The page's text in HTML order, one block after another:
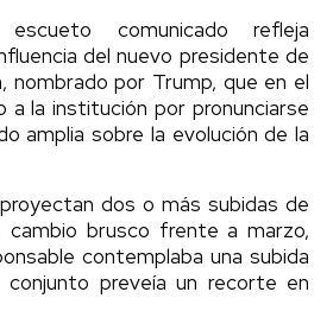
comunicado refleja
del nuevo presidente de
nombrado por Trump, que en el
a la institución por pronunciarse
amplia sobre la evolución de la
dos o más subidas de
brusco frente a marzo,
contemplaba una subida
preveía un recorte en